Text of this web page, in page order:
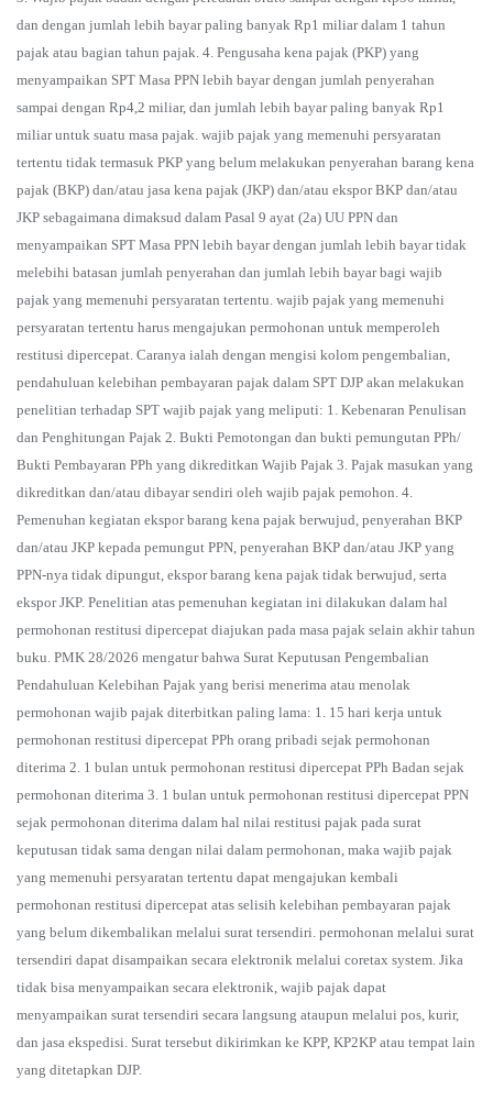
dan dengan jumlah lebih bayar paling banyak Rp1 miliar dalam 1 tahun
pajak atau bagian tahun pajak. 4. Pengusaha kena pajak (PKP) yang
menyampaikan SPT Masa PPN lebih bayar dengan jumlah penyerahan
sampai dengan Rp4,2 miliar, dan jumlah lebih bayar paling banyak Rp1
miliar untuk suatu masa pajak. wajib pajak yang memenuhi persyaratan
tertentu tidak termasuk PKP yang belum melakukan penyerahan barang kena
pajak (BKP) dan/atau jasa kena pajak (JKP) dan/atau ekspor BKP dan/atau
JKP sebagaimana dimaksud dalam Pasal 9 ayat (2a) UU PPN dan
menyampaikan SPT Masa PPN lebih bayar dengan jumlah lebih bayar tidak
melebihi batasan jumlah penyerahan dan jumlah lebih bayar bagi wajib
pajak yang memenuhi persyaratan tertentu. wajib pajak yang memenuhi
persyaratan tertentu harus mengajukan permohonan untuk memperoleh
restitusi dipercepat. Caranya ialah dengan mengisi kolom pengembalian,
pendahuluan kelebihan pembayaran pajak dalam SPT DJP akan melakukan
penelitian terhadap SPT wajib pajak yang meliputi: 1. Kebenaran Penulisan
dan Penghitungan Pajak 2. Bukti Pemotongan dan bukti pemungutan PPh/
Bukti Pembayaran PPh yang dikreditkan Wajib Pajak 3. Pajak masukan yang
dikreditkan dan/atau dibayar sendiri oleh wajib pajak pemohon. 4.
Pemenuhan kegiatan ekspor barang kena pajak berwujud, penyerahan BKP
dan/atau JKP kepada pemungut PPN, penyerahan BKP dan/atau JKP yang
PPN-nya tidak dipungut, ekspor barang kena pajak tidak berwujud, serta
ekspor JKP. Penelitian atas pemenuhan kegiatan ini dilakukan dalam hal
permohonan restitusi dipercepat diajukan pada masa pajak selain akhir tahun
buku. PMK 28/2026 mengatur bahwa Surat Keputusan Pengembalian
Pendahuluan Kelebihan Pajak yang berisi menerima atau menolak
permohonan wajib pajak diterbitkan paling lama: 1. 15 hari kerja untuk
permohonan restitusi dipercepat PPh orang pribadi sejak permohonan
diterima 2. 1 bulan untuk permohonan restitusi dipercepat PPh Badan sejak
permohonan diterima 3. 1 bulan untuk permohonan restitusi dipercepat PPN
sejak permohonan diterima dalam hal nilai restitusi pajak pada surat
keputusan tidak sama dengan nilai dalam permohonan, maka wajib pajak
yang memenuhi persyaratan tertentu dapat mengajukan kembali
permohonan restitusi dipercepat atas selisih kelebihan pembayaran pajak
yang belum dikembalikan melalui surat tersendiri. permohonan melalui surat
tersendiri dapat disampaikan secara elektronik melalui coretax system. Jika
tidak bisa menyampaikan secara elektronik, wajib pajak dapat
menyampaikan surat tersendiri secara langsung ataupun melalui pos, kurir,
dan jasa ekspedisi. Surat tersebut dikirimkan ke KPP, KP2KP atau tempat lain
yang ditetapkan DJP.